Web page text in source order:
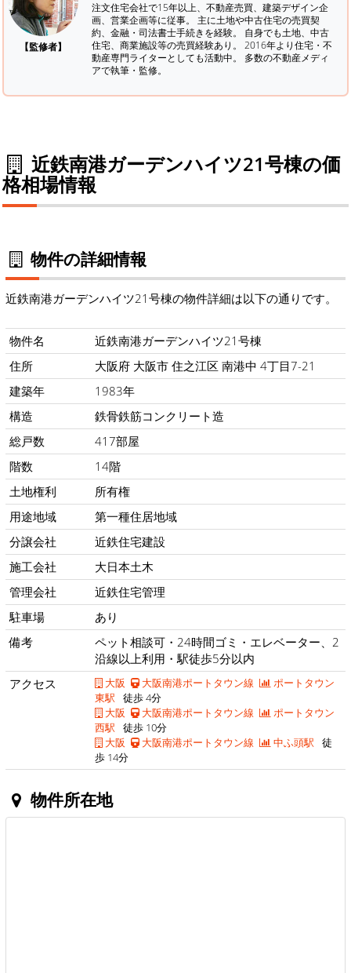
【監修者】
注文住宅会社で15年以上、不動産売買、建築デザイン企
画、営業企画等に従事。 主に土地や中古住宅の売買契
約、金融・司法書士手続きを経験。 自身でも土地、中古
住宅、商業施設等の売買経験あり。 2016年より住宅・不
動産専門ライターとしても活動中。 多数の不動産メディ
アで執筆・監修。
近鉄南港ガーデンハイツ21号棟の価
格相場情報
物件の詳細情報
近鉄南港ガーデンハイツ21号棟の物件詳細は以下の通りです。
物件名
近鉄南港ガーデンハイツ21号棟
住所
大阪府 大阪市 住之江区 南港中 4丁目7-21
建築年
1983年
構造
鉄骨鉄筋コンクリート造
総戸数
417部屋
階数
14階
土地権利
所有権
用途地域
第一種住居地域
分譲会社
近鉄住宅建設
施工会社
大日本土木
管理会社
近鉄住宅管理
駐車場
あり
備考
ペット相談可・24時間ゴミ・エレベーター、2
沿線以上利用・駅徒歩5分以内
アクセス
大阪 大阪南港ポートタウン線
ポートタウン
東駅 徒歩 4分
大阪
大阪南港ポートタウン線
ポートタウン
西駅 徒歩 10分
大阪
大阪南港ポートタウン線 中ふ頭駅 徒
歩 14分
物件所在地